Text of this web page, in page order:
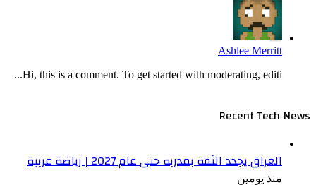
Ashlee Merritt
Hi, this is a comment. To get started with moderating, editi...
Recent Tech News
العراق يجدد الثقة بمدربه حتى عام 2027 | رياضة عربية
منذ يومين